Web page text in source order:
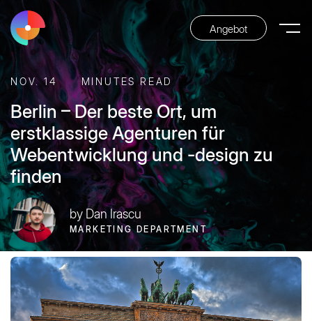
Angebot
NOV. 14 MINUTES READ
Berlin – Der beste Ort, um
erstklassige Agenturen für
Webentwicklung und -design zu
finden
by Dan Irascu
MARKETING DEPARTMENT